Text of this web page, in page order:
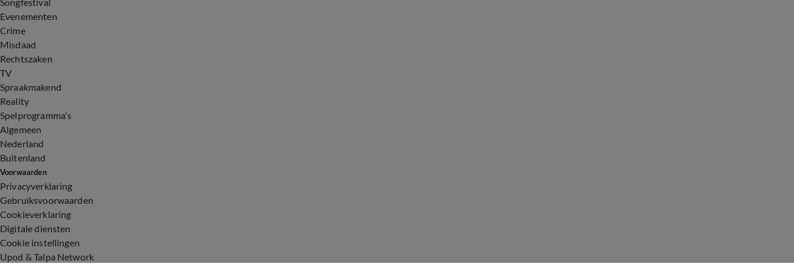
Evenementen
Crime
Misdaad
Rechtszaken
TV
Spraakmakend
Reality
Spelprogramma's
Algemeen
Nederland
Buitenland
Voorwaarden
Privacyverklaring
Gebruiksvoorwaarden
Cookieverklaring
Digitale diensten
Cookie instellingen
Upod & Talpa Network